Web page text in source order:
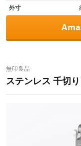
外寸
無印良品
ステンレス 千切